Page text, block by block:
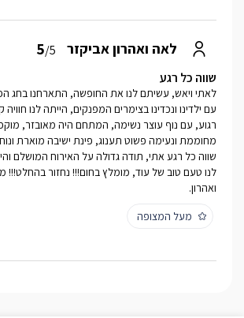
לאה ואהרון אביקזר 5/5
שווה כל רגע
לאתי ויאש, עשיתם לנו את החופשה, התארחנו בחג
עם ילדינו ונכדינו בצימרים המפנקים, הייתה לנו
רגוע, עם נוף עוצר נשימה, המתחם היה מאובזר,
מחוממת ונעימה פשוט תענוג, פינת ישיבה מוארת
שווה כל רגע אתי, תודה גדולה על האירוח המושלם
לנו טעם טוב של עוד, מומלץ בחום!!! נחזור
ואהרון.
מעל המצופה